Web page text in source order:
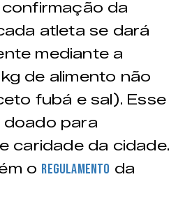
da
atleta se dará
mediante a
de alimento não
fubá e sal). Esse
doado para
caridade da cidade.
o regulamento da